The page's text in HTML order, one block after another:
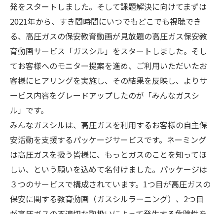
発をスタートしました。そして課題解決に向けてまずは
2021年から、すき間時間にいつでもどこでも視聴でき
る、高圧ガスの保安教育動画が見放題の高圧ガス保安教
育動画サービス「ガスシル」をスタートしました。そし
てお客様へのモニター提案を進め、ご利用いただいたお
客様にヒアリングを実施し、その結果を反映し、よりサ
ービス内容をグレードアップしたのが「みんなガスシ
ル」です。
みんなガスシルは、高圧ガスを利用するお客様の自主保
安活動を支援するパッケージサービスです。ネーミング
は高圧ガスを扱う皆様に、もっとガスのことを知ってほ
しい、という願いを込めて名付けました。パッケージは
３つのサービスで構成されています。1つ目が高圧ガスの
保安に関する教育動画（ガスシルラーニング）、2つ目